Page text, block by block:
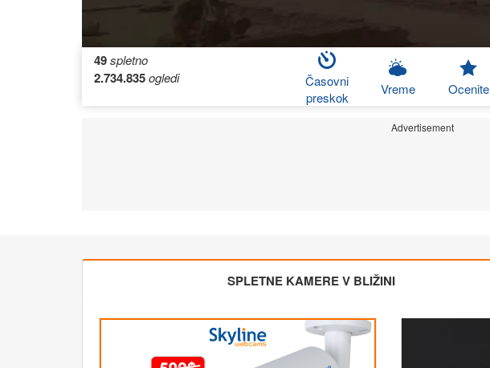
49spletno
2.734.835ogledi
Časovni
preskok
Vreme Ocenite
Advertisement
SPLETNE KAMERE V BLIŽINI